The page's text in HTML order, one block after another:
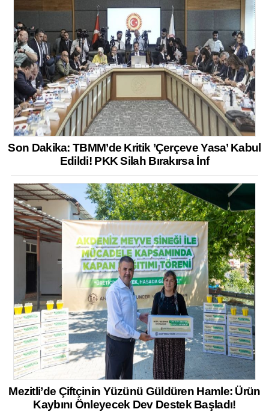
Son Dakika: TBMM’de Kritik ’Çerçeve Yasa’ Kabul
Edildi! PKK Silah Bırakırsa İnf
Mezitli’de Çiftçinin Yüzünü Güldüren Hamle: Ürün
Kaybını Önleyecek Dev Destek Başladı!